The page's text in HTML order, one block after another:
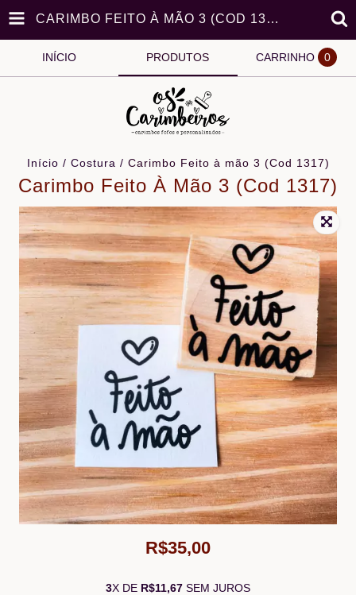
CARIMBO FEITO À MÃO 3 (COD 1317)
INÍCIO PRODUTOS CARRINHO 0
Início / Costura / Carimbo Feito à mão 3 (Cod 1317)
Carimbo Feito À Mão 3 (Cod 1317)
R$35,00
3X DE R$11,67 SEM JUROS